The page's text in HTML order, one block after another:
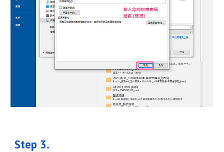
Step 3.